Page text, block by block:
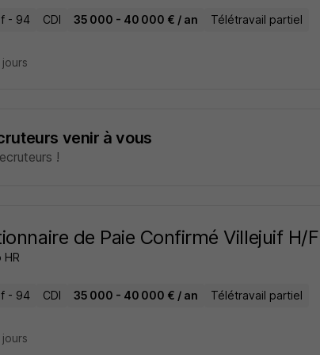
- 94 CDI 35 000 - 40 000 € / an Télétravail partiel
venir à vous
!
de Paie Confirmé Villejuif H/F
HR
- 94 CDI 35 000 - 40 000 € / an Télétravail partiel